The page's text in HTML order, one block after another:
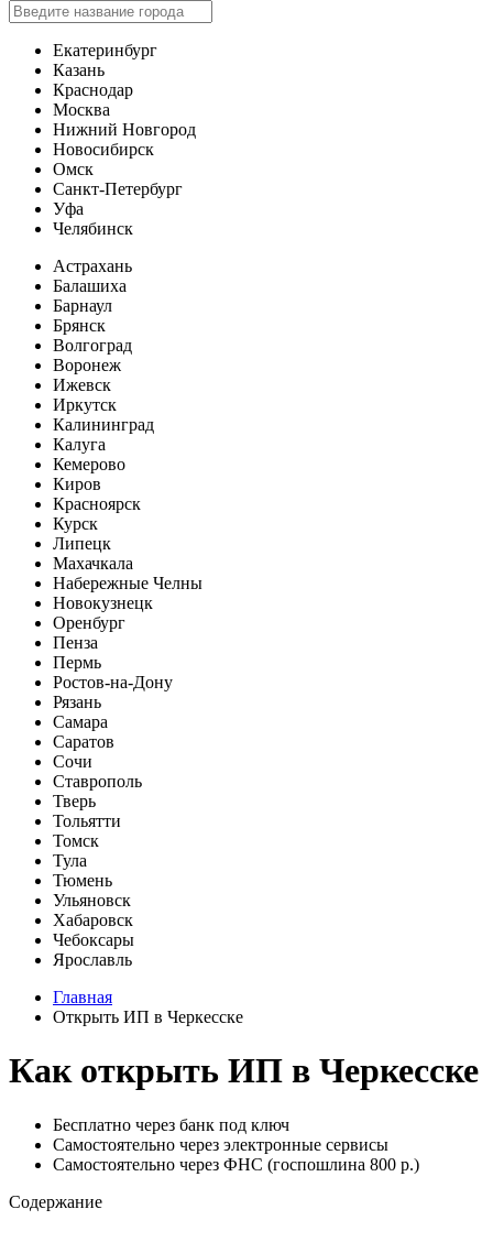
Екатеринбург
Казань
Краснодар
Москва
Нижний Новгород
Новосибирск
Омск
Санкт-Петербург
Уфа
Челябинск
Астрахань
Балашиха
Барнаул
Брянск
Волгоград
Воронеж
Ижевск
Иркутск
Калининград
Калуга
Кемерово
Киров
Красноярск
Курск
Липецк
Махачкала
Набережные Челны
Новокузнецк
Оренбург
Пенза
Пермь
Ростов-на-Дону
Рязань
Самара
Саратов
Сочи
Ставрополь
Тверь
Тольятти
Томск
Тула
Тюмень
Ульяновск
Хабаровск
Чебоксары
Ярославль
Главная
Открыть ИП в Черкесске
Как открыть ИП в Черкесске
Бесплатно через банк под ключ
Самостоятельно через электронные сервисы
Самостоятельно через ФНС (госпошлина 800 р.)
Содержание